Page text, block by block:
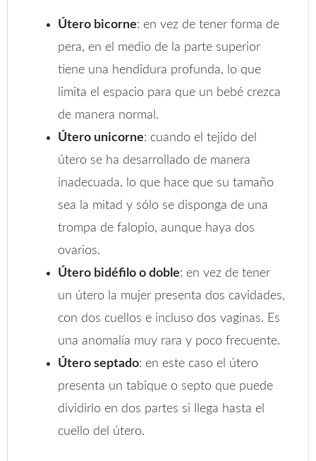
Útero bicorne: en vez de tener forma de
pera, en el medio de la parte superior
tiene una hendidura profunda, lo que
limita el espacio para que un bebé crezca
de manera normal.
Útero unicorne: cuando el tejido del
útero se ha desarrollado de manera
inadecuada, lo que hace que su tamaño
sea la mitad y sólo se disponga de una
trompa de falopio, aunque haya dos
ovarios.
Útero bidéfilo o doble: en vez de tener
un útero la mujer presenta dos cavidades,
con dos cuellos e incluso dos vaginas. Es
una anomalía muy rara y poco frecuente.
Útero septado: en este caso el útero
presenta un tabique o septo que puede
dividirlo en dos partes si llega hasta el
cuello del útero.